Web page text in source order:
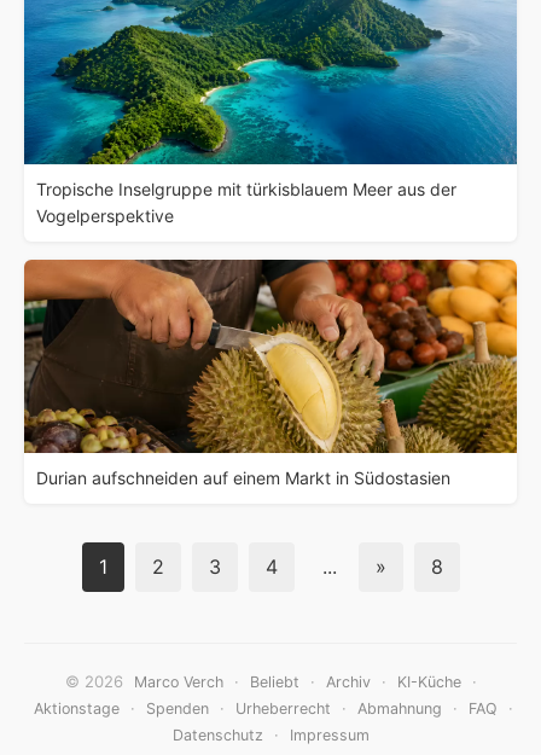
Tropische Inselgruppe mit türkisblauem Meer aus der
Vogelperspektive
Durian aufschneiden auf einem Markt in Südostasien
1 2 3 4 ... » 8
© 2026 Marco Verch · Beliebt · Archiv · KI-Küche ·
Aktionstage · Spenden · Urheberrecht · Abmahnung · FAQ ·
Datenschutz · Impressum